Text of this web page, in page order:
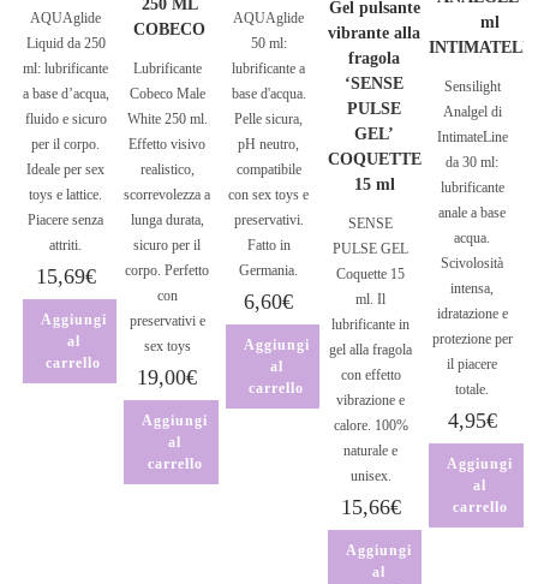
AQUAglide
Liquid da 250
ml: lubrificante
a base d’acqua,
fluido e sicuro
per il corpo.
Ideale per sex
toys e lattice.
Piacere senza
attriti.
15,69€
Aggiungi
al
carrello
250 ML
COBECO
Lubrificante
Cobeco Male
White 250 ml.
Effetto visivo
realistico,
scorrevolezza a
lunga durata,
sicuro per il
corpo. Perfetto
con
preservativi e
sex toys
19,00€
Aggiungi
al
carrello
AQUAglide
50 ml:
lubrificante a
base d'acqua.
Pelle sicura,
pH neutro,
compatibile
con sex toys e
preservativi.
Fatto in
Germania.
6,60€
Aggiungi
al
carrello
Gel pulsante
vibrante alla
fragola
‘SENSE
PULSE
GEL’
COQUETTE
15 ml
SENSE
PULSE GEL
Coquette 15
ml. Il
lubrificante in
gel alla fragola
con effetto
vibrazione e
calore. 100%
naturale e
unisex.
15,66€
Aggiungi
al
ml
Sensilight
Analgel di
IntimateLine
da 30 ml:
lubrificante
anale a base
acqua.
Scivolosità
intensa,
idratazione e
protezione per
il piacere
totale.
4,95€
Aggiungi
al
carrello